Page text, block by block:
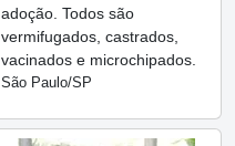
adoção. Todos são
vermifugados, castrados,
vacinados e microchipados.
São Paulo/SP